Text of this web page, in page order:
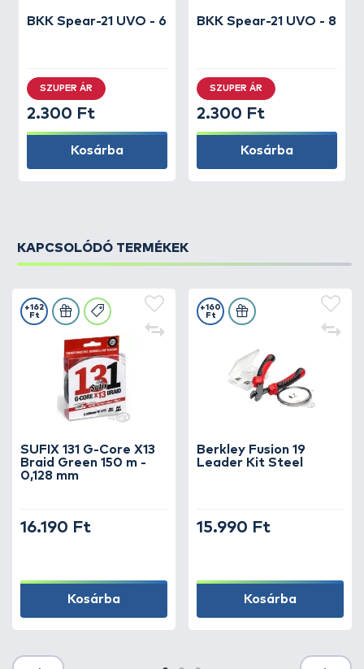
BKK Spear-21 UVO - 6
SZUPER ÁR
2.300 Ft
Kosárba
BKK Spear-21 UVO - 8
SZUPER ÁR
2.300 Ft
Kosárba
KAPCSOLÓDÓ TERMÉKEK
SUFIX 131 G-Core X13
Braid Green 150 m -
0,128 mm
+162
Ft
16.190 Ft
Kosárba
Berkley Fusion 19
Leader Kit Steel
+160
Ft
15.990 Ft
Kosárba